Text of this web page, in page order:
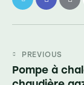
PREVIOUS
Pompe à